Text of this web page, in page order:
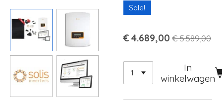
Sale!
€ 4.689,00 € 5.589,00
In
winkelwagen